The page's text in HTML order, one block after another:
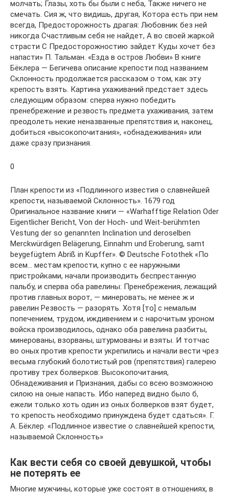
молчать; Глазы, хоть бы были с неба, Также ничего не
смечать. Сия ж, что видишь, другая, Котора есть при нем
всегда, Предосторожность драгая: Любовник без ней
никогда Счастливым себя не найдет, А во своей жаркой
страсти С Предосторожностию зайдет Куды хочет без
напасти» П. Тальман. «Езда в остров Любви» В книге
Бёклера — Бегичева описание крепости под названием
Склонность продолжается рассказом о том, как эту
крепость взять. Картина ухаживаний предстает здесь
следующим образом: сперва нужно победить
пренебрежение и резвость предмета ухаживания, затем
преодолеть некие неназванные препятствия и, наконец,
добиться «высокопочитания», «обнадеживания» или
даже сразу признания.
0
План крепости из «Подлинного известия о славнейшей
крепости, называемой Склонность». 1679 год
Оригинальное название книги — «Warhafftige Relation Oder
Eigentlicher Bericht, Von der Hoch- und Weit-berühmten
Vestung der so genannten Inclination und deroselben
Merckwürdigen Belägerung, Einnahm und Eroberung, samt
beygefügtem Abriß in Kupffer». © Deutsche Fotothek «По
всем… местам крепости, купно с ее наружными
пристройками, начали производить беспрестанную
пальбу, и сперва оба равелины: Пренебрежения, лежащий
против главных ворот, — минеровать; не менее ж и
равелин Резвость — разорять. Хотя [то] с немалым
попечением, трудом, иждивением и с нарочитым уроном
войска производилось, однако оба равелина разбиты,
минерованы, взорваны, штурмованы и взяты. И тотчас
во оных против крепости укрепились и начали вести чрез
весьма глубокий болотистый ров (препятствия) галерею
противу трех болверков: Высокопочитания,
Обнадеживания и Признания, дабы со всею возможною
силою на оные напасть. Ибо наперед видно было б,
ежели только хоть один из оных болверков взят будет,
то крепость необходимо принуждена будет сдаться». Г.
А. Бёклер. «Подлинное известие о славнейшей крепости,
называемой Склонность»
Как вести себя со своей девушкой, чтобы
не потерять ее
Многие мужчины, которые уже состоят в отношениях, в